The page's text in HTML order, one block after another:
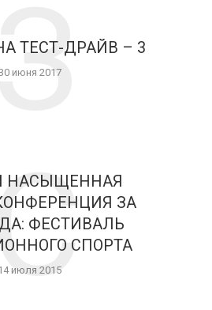
ТЕСТ-ДРАЙВ – 3
июня 2017
НАСЫЩЕННАЯ
ЗА
ФЕСТИВАЛЬ
СПОРТА
июля 2015